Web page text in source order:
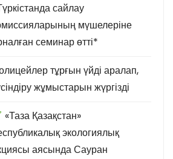
сайлау
мүшелеріне
семинар өтті*
тұрғын үйді аралап,
жұмыстарын жүргізді
«Таза Қазақстан»
экологиялық
аясында Сауран